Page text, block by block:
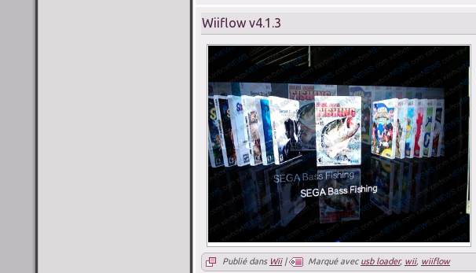
Wiiflow v4.1.3
Publié dans Wii| Marqué avec usb loader, wii, wiiflow